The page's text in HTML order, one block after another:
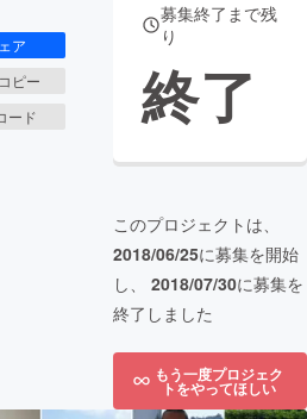
ア
ピー
ード
募集終了まで残
り
終了
このプロジェクトは、
2018/06/25に募集を開始
し、 2018/07/30に募集を
終了しました
もう一度プロジェク
トをやってほしい